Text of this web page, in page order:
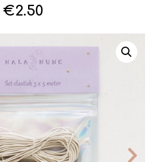
€2.50